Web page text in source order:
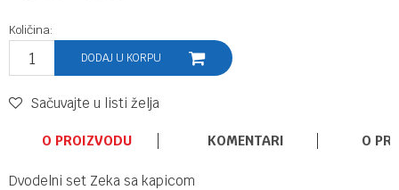
Količina:
DODAJ U KORPU
Sačuvajte u listi želja
O PROIZVODU KOMENTARI O
Dvodelni set Zeka sa kapicom